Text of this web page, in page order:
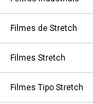
Filmes de Stretch
Filmes Stretch
Filmes Tipo Stretch